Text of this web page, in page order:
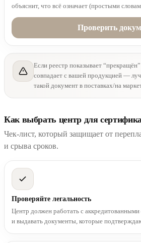
объяснит, что всё означает (простыми
Проверить
Если реестр показывает
совпадает с вашей продукцией —
такой документ в поставках/на
Как выбрать центр для
Чек-лист, который защищает от
и срыва сроков.
Проверяйте легальность
Центр должен работать с
и выдавать документы, которые